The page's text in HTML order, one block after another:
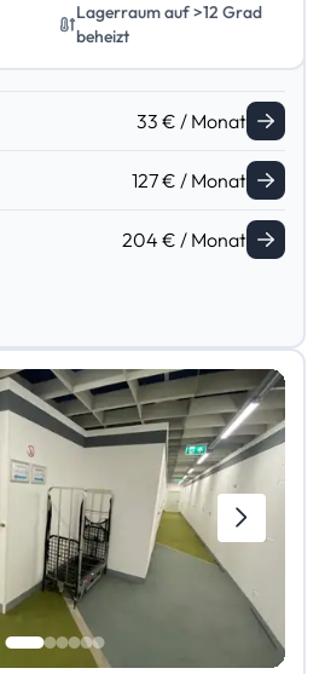
Lagerraum auf >12 Grad
beheizt
33 € / Monat
127 € / Monat
204 € / Monat